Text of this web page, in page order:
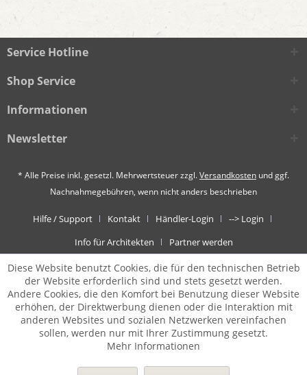
Service Hotline
Shop Service
Informationen
Newsletter
* Alle Preise inkl. gesetzl. Mehrwertsteuer zzgl.Versandkosten und ggf.
Nachnahmegebühren, wenn nicht anders beschrieben
Hilfe / Support Kontakt Händler-Login
--> Login
Info für Architekten
Partner werden
Diese Website benutzt Cookies, die für den technischen Betrieb
der Website erforderlich sind und stets gesetzt werden.
Andere Cookies, die den Komfort bei Benutzung dieser Website
erhöhen, der Direktwerbung dienen oder die Interaktion mit
anderen Websites und sozialen Netzwerken vereinfachen
sollen, werden nur mit Ihrer Zustimmung gesetzt.
Mehr Informationen